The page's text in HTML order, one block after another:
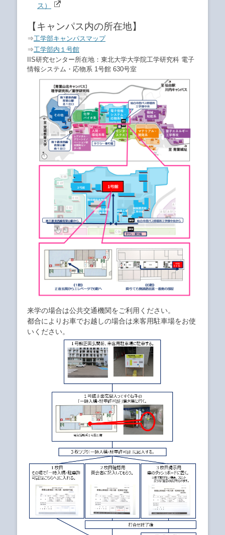
ス）
【キャンパス内の所在地】
⇒工学部キャンパスマップ
⇒工学部内１号館
IIS研究センター所在地：東北大学大学院工学研究科 電子
情報システム・応物系 1号館 630号室
来学の場合は公共交通機関をご利用ください。
都合によりお車でお越しの場合は来客用駐車場をお使
いください。